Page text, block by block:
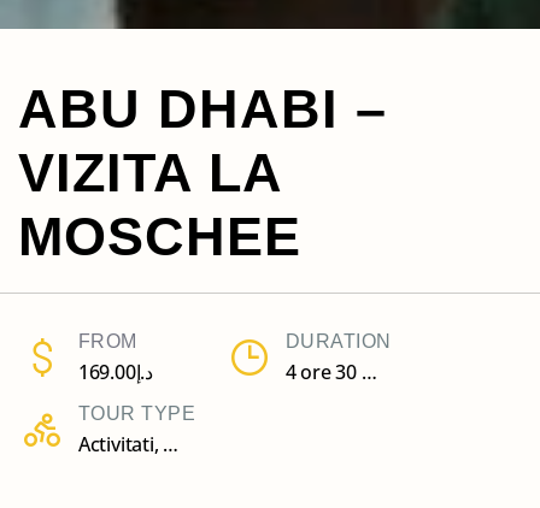
ABU DHABI –
VIZITA LA
MOSCHEE
FROM
د.إ169.00
DURATION
4 ore 30 minute
TOUR TYPE
Activitati, Tururi